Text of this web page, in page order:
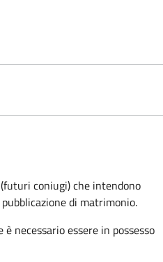
coniugi) che intendono
di matrimonio.
necessario essere in possesso